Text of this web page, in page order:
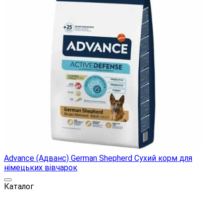
Advance (Адванс) German Shepherd Сухий корм для
німецьких вівчарок
Каталог